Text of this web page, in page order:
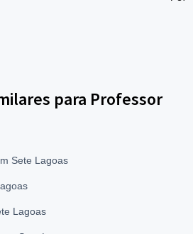
para Professor
Sete Lagoas
Lagoas